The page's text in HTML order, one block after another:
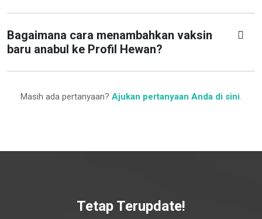
Bagaimana cara menambahkan vaksin
baru anabul ke Profil Hewan?
Masih ada pertanyaan? Ajukan pertanyaan Anda di sini.
Tetap Terupdate!